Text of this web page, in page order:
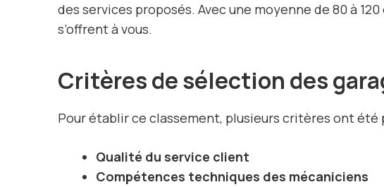
des services proposés. Avec une moyenne de 80 à
s’offrent à vous.
Critères de sélection des
Pour établir ce classement, plusieurs critères ont été
Qualité du service client
Compétences techniques des mécaniciens